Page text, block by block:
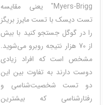
Myers-Brigg" یعنی مقایسه
تست دیسک با تست مایرز بریگز
را در گوگل جستجو کنید با بیش
از 70 هزار نتیجه روبرو می‌شوید.
مشخص است که افراد زیادی
دوست دارند به تفاوت بین این
دو تست شخصیت‌شناسی و
رفتارشناسی که بیشترین